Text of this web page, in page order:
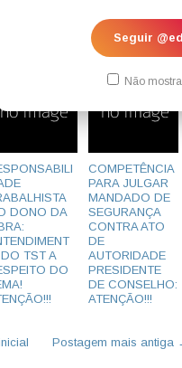
Seguir
Não
DONO DA
TST A
DO
COMPETÊNCIA
PARA JULGAR
MANDADO DE
SEGURANÇA
CONTRA ATO
DE
AUTORIDADE
PRESIDENTE
DE CONSELHO:
ATENÇÃO!!!
Postagem mais antiga